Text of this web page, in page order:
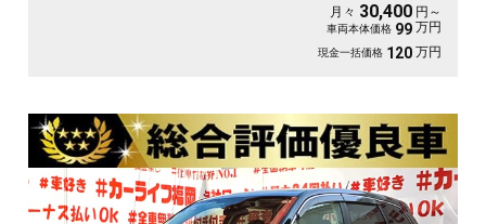
月々 30,400 円～
車両本体価格 99 万円
現金一括価格 120 万円